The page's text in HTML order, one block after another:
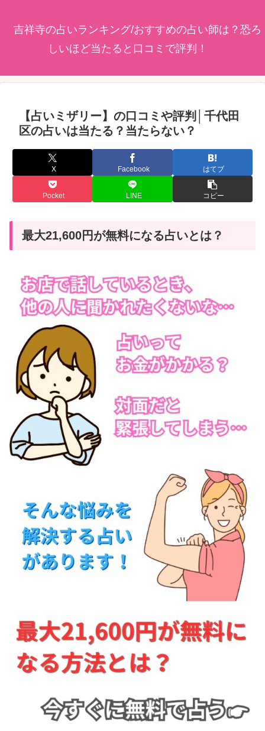
吉祥寺の占いランキング/おすすめの占い師は？恐ろ
しいほど当たると口コミで評判！
【占いミザリー】の口コミや評判│千代田
区の占いは当たる？当たらない？
X Facebook はてブ
Pocket LINE コピー
最大21,600円が無料になる占いとは？